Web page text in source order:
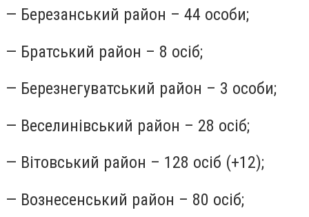
— Березанський район – 44 особи;
— Братський район – 8 осіб;
— Березнегуватський район – 3 особи;
— Веселинівський район – 28 осіб;
— Вітовський район – 128 осіб (+12);
— Вознесенський район – 80 осіб;